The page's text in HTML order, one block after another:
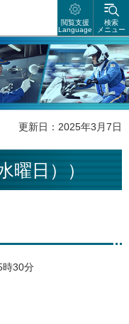
検索
メニュー
閲覧支援
Language
者 鹿児島県出身 川路利良
更新日：2025年3月7日
曜日））
時30分